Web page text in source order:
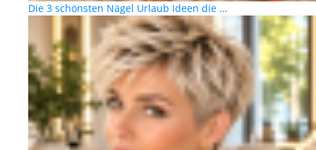
Die 3 schönsten Nägel Urlaub Ideen die …